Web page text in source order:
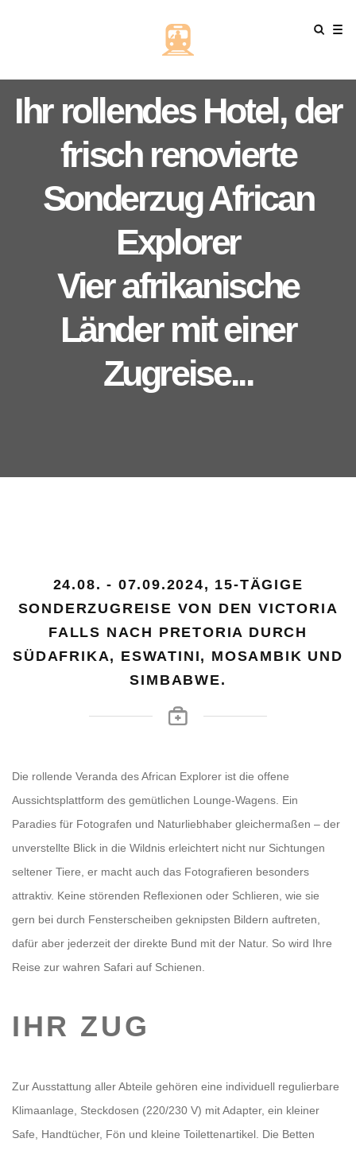
Ihr rollendes Hotel, der
frisch renovierte
Sonderzug African
Explorer
Vier afrikanische
Länder mit einer
Zugreise...
24.08. - 07.09.2024, 15-TÄGIGE
SONDERZUGREISE VON DEN VICTORIA
FALLS NACH PRETORIA DURCH
SÜDAFRIKA, ESWATINI, MOSAMBIK UND
SIMBABWE.
Die rollende Veranda des African Explorer ist die offene
Aussichtsplattform des gemütlichen Lounge-Wagens. Ein
Paradies für Fotografen und Naturliebhaber gleichermaßen – der
unverstellte Blick in die Wildnis erleichtert nicht nur Sichtungen
seltener Tiere, er macht auch das Fotografieren besonders
attraktiv. Keine störenden Reflexionen oder Schlieren, wie sie
gern bei durch Fensterscheiben geknipsten Bildern auftreten,
dafür aber jederzeit der direkte Bund mit der Natur. So wird Ihre
Reise zur wahren Safari auf Schienen.
IHR ZUG
Zur Ausstattung aller Abteile gehören eine individuell regulierbare
Klimaanlage, Steckdosen (220/230 V) mit Adapter, ein kleiner
Safe, Handtücher, Fön und kleine Toilettenartikel. Die Betten